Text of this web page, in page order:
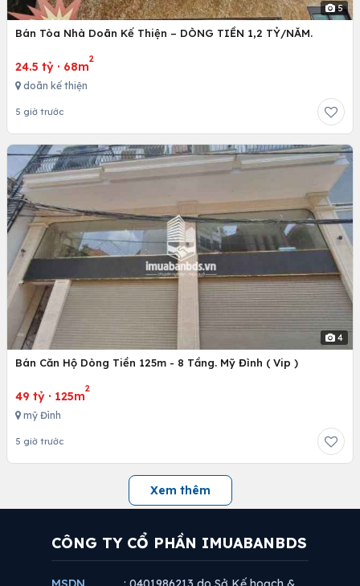
5
Bán Tòa Nhà Doãn Kế Thiện – DÒNG TIỀN 1,2 TỶ/NĂM.
24.5 tỷ · 68m
2
doãn kế thiện
5 giờ trước
4
Bán Căn Hộ Dòng Tiền 125m - 8 Tầng. Mỹ Đình ( Vip )
49 tỷ · 125m
2
mỹ Đình
5 giờ trước
Xem thêm
CÔNG TY CỔ PHẦN IMUABANBDS